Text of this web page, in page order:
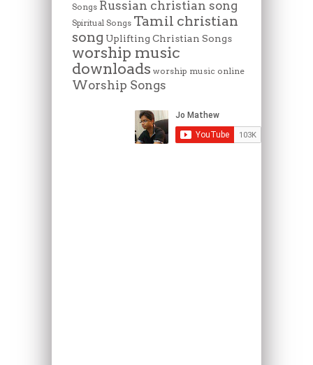
Songs Russian christian song
Spiritual Songs Tamil christian
song Uplifting Christian Songs
worship music
downloads worship music online
Worship Songs